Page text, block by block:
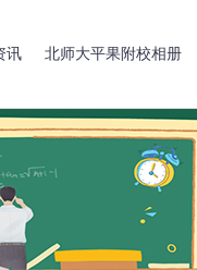
讯 北师大平果附校相册